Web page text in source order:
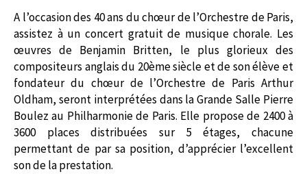
A l’occasion des 40 ans du chœur de l’Orchestre de Paris,
assistez à un concert gratuit de musique chorale. Les
œuvres de Benjamin Britten, le plus glorieux des
compositeurs anglais du 20ème siècle et de son élève et
fondateur du chœur de l’Orchestre de Paris Arthur
Oldham, seront interprétées dans la Grande Salle Pierre
Boulez au Philharmonie de Paris. Elle propose de 2400 à
3600 places distribuées sur 5 étages, chacune
permettant de par sa position, d’apprécier l’excellent
son de la prestation.